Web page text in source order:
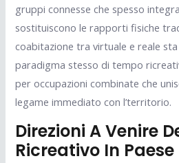
gruppi connesse che spesso
sostituiscono le rapporti fisiche
coabitazione tra virtuale e reale
paradigma stesso di tempo
per occupazioni combinate che
legame immediato con l’territorio.
Direzioni A Venire
Ricreativo In Paese